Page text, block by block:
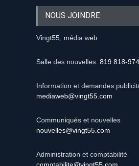
NOUS JOINDRE
Vingt55, média web
Salle des nouvelles: 819 818-
Information et demandes
mediaweb@vingt55.com
Communiqués et nouvelles
nouvelles@vingt55.com
Administration et comptabilité